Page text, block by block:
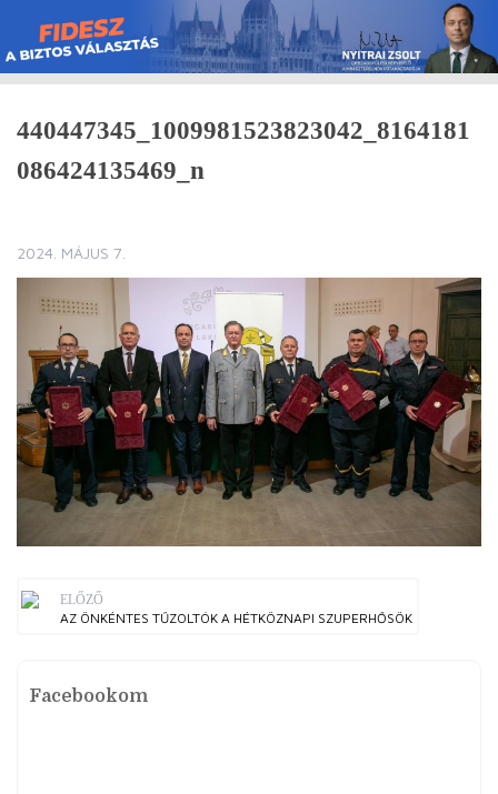
Skip
to
content
440447345_1009981523823042_8164181
086424135469_n
2024. MÁJUS 7.
ELŐZŐ
AZ ÖNKÉNTES TŰZOLTÓK A HÉTKÖZNAPI SZUPERHŐSÖK
Facebookom